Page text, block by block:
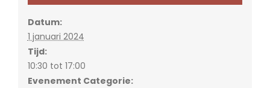
Datum:
1 januari 2024
Tijd:
10:30 tot 17:00
Evenement Categorie: